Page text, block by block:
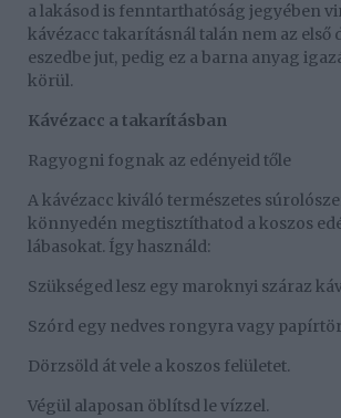
a lakásod is fenntarthatóság jegyében
kávézacc takarításnál talán nem az első
eszedbe jut, pedig ez a barna anyag
körül.
Kávézacc a takarításban
Ragyogni fognak az edényeid tőle
A kávézacc kiváló természetes
könnyedén megtisztíthatod a koszos
lábasokat. Így használd:
Szükséged lesz egy maroknyi száraz
Szórd egy nedves rongyra vagy
Dörzsöld át vele a koszos felületet.
Végül alaposan öblítsd le vízzel.